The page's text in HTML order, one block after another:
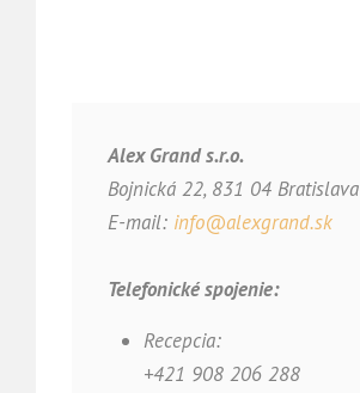
Alex Grand s.r.o.
Bojnická 22, 831 04 Bratislava
E-mail: info@alexgrand.sk
Telefonické spojenie:
Recepcia:
+421 908 206 288